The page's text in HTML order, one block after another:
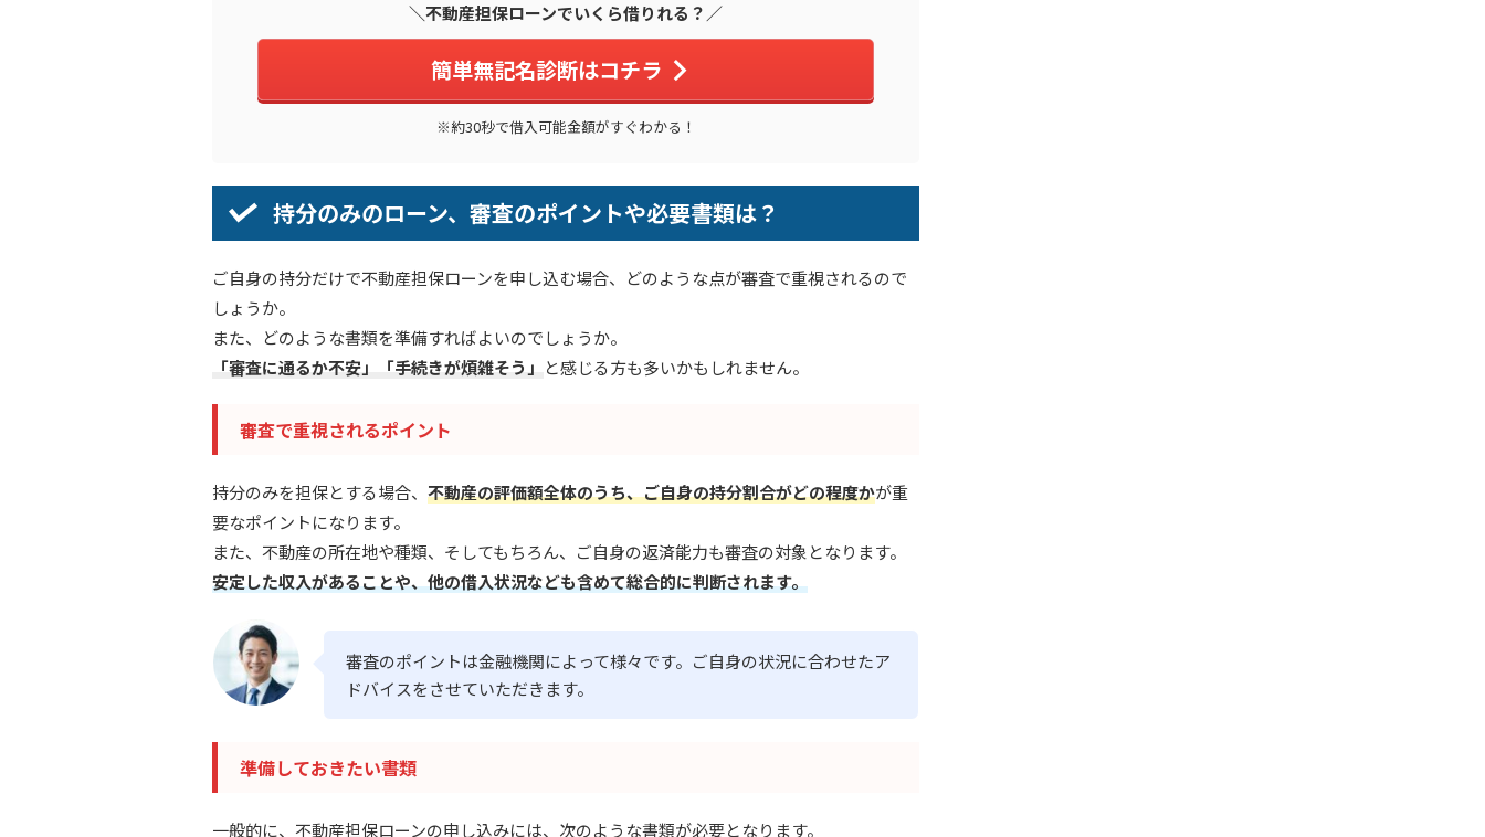
＼不動産担保ローンでいくら借りれる？／
簡単無記名診断はコチラ
※約30秒で借入可能金額がすぐわかる！
持分のみのローン、審査のポイントや必要書類は？
ご自身の持分だけで不動産担保ローンを申し込む場合、どのような点が審査で重視されるので
しょうか。
また、どのような書類を準備すればよいのでしょうか。
「審査に通るか不安」「手続きが煩雑そう」 と感じる方も多いかもしれません。
審査で重視されるポイント
持分のみを担保とする場合、 不動産の評価額全体のうち、ご自身の持分割合がどの程度かが重
要なポイントになります。
また、不動産の所在地や種類、そしてもちろん、ご自身の返済能力も審査の対象となります。
安定した収入があることや、他の借入状況なども含めて総合的に判断されます。
審査のポイントは金融機関によって様々です。ご自身の状況に合わせたア
ドバイスをさせていただきます。
準備しておきたい書類
一般的に、不動産担保ローンの申し込みには、次のような書類が必要となります。